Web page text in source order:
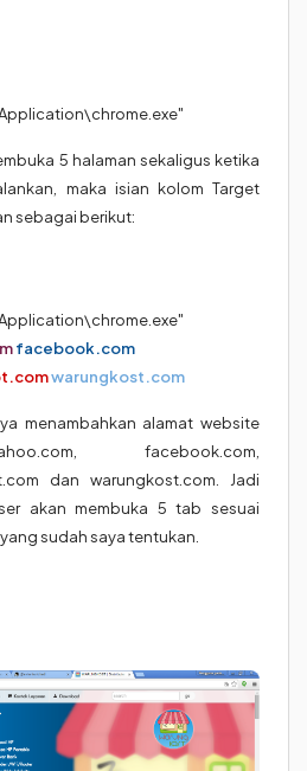
5 halaman sekaligus ketika
maka isian kolom Target
sebagai berikut:
facebook.com
warungkost.com
menambahkan alamat website
facebook.com,
dan warungkost.com. Jadi
akan membuka 5 tab sesuai
sudah saya tentukan.